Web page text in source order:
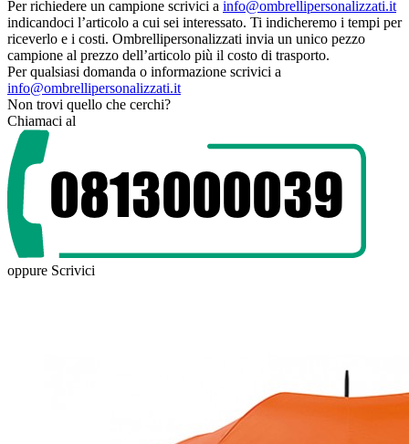
Per richiedere un campione scrivici a info@ombrellipersonalizzati.it
indicandoci l’articolo a cui sei interessato. Ti indicheremo i tempi per
riceverlo e i costi. Ombrellipersonalizzati invia un unico pezzo
campione al prezzo dell’articolo più il costo di trasporto.
Per qualsiasi domanda o informazione scrivici a
info@ombrellipersonalizzati.it
Non trovi quello che cerchi?
Chiamaci al
oppure Scrivici